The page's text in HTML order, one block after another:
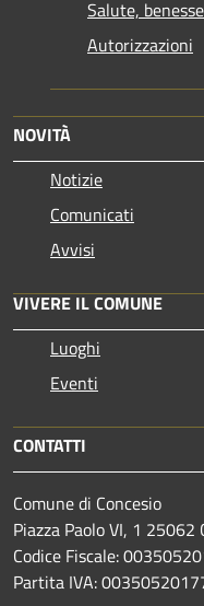
Salute,
Autorizzazioni
NOVITÀ
Notizie
Comunicati
Avvisi
VIVERE IL COMUNE
Luoghi
Eventi
CONTATTI
Comune di Concesio
Piazza Paolo VI, 1 25062
Codice Fiscale:
Partita IVA: